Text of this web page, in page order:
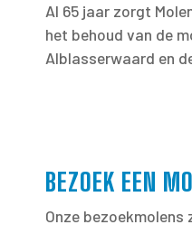
Al 65 jaar zorgt
het behoud van de
Alblasserwaard en
BEZOEK EEN
Onze bezoekmolens